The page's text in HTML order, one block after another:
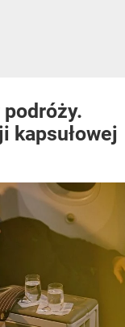
kapsułowej